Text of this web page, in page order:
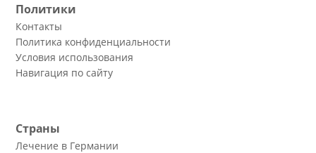
Политики
Контакты
Политика конфиденциальности
Условия использования
Навигация по сайту
Страны
Лечение в Германии